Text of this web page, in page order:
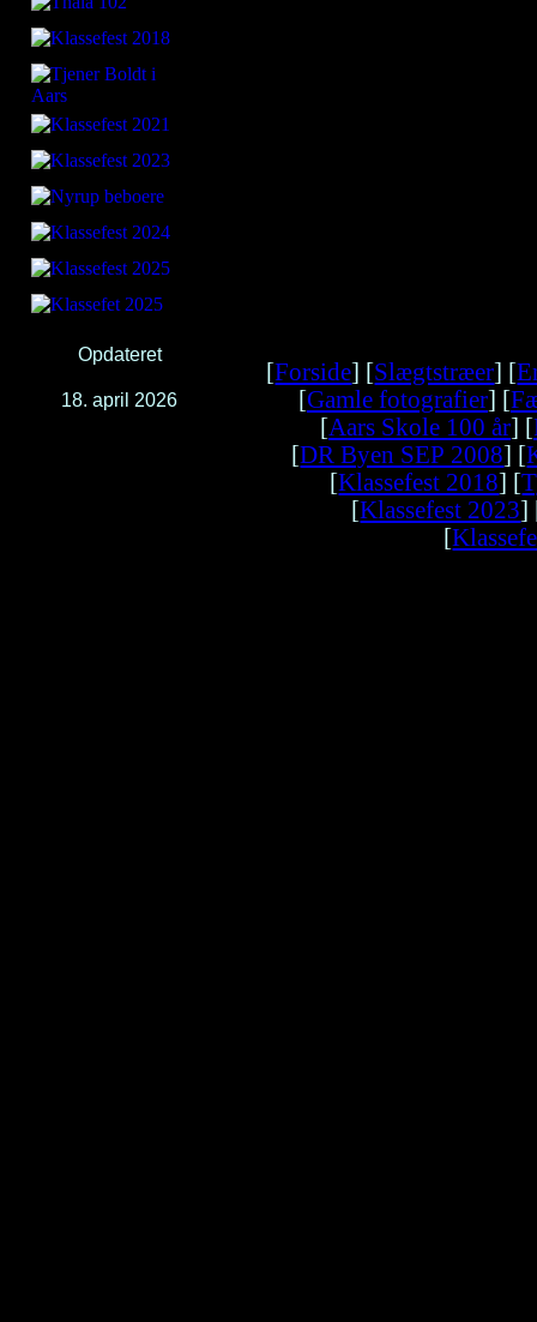
Opdateret
18. april 2026
[Forside] [Slægtstræer] [
[Gamle fotografier] [
[Aars Skole 100 år] [
[DR Byen SEP 2008] [
[Klassefest 2018] [
[Klassefest 2023]
[